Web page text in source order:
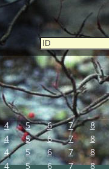
4 5 6 7 8
4 5 6 7 8
4 5 6 7 8
4 5 6 7 8